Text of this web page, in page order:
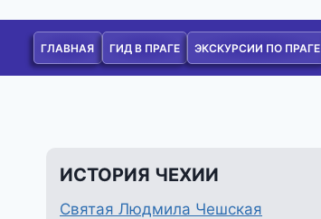
ГЛАВНАЯ ГИД В ПРАГЕ ЭКСКУРСИИ ПО ПРАГЕ
ИСТОРИЯ ЧЕХИИ
Святая Людмила Чешская